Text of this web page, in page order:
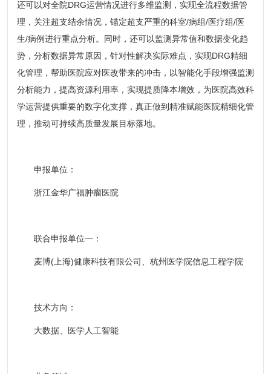
还可以对全院DRG运营情况进行多维监测，实现全流程数据管
理，关注超支结余情况，锚定超支严重的科室/病组/医疗组/医
生/病例进行重点分析。同时，还可以监测异常值和数据变化趋
势，分析数据异常原因，针对性解决实际难点，实现DRG精细
化管理，帮助医院应对医改带来的冲击，以智能化手段增强监测
分析能力，提高资源利用率，实现提质降本增效，为医院高效科
学运营提供重要的数字化支撑，真正做到精准赋能医院精细化管
理，推动可持续高质量发展目标落地。
申报单位：
浙江金华广福肿瘤医院
联合申报单位一：
麦博(上海)健康科技有限公司、杭州医学院信息工程学院
技术方向：
大数据、医学人工智能